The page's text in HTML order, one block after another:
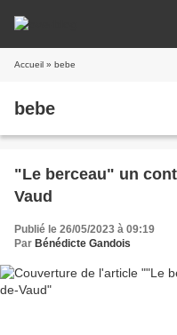
Accueil » bebe
bebe
"Le berceau" un
Vaud
Publié le 26/05/2023 à 09:19
Par Bénédicte Gandois